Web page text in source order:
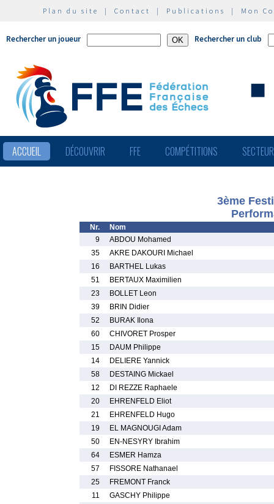
Plan du site | Contact | Publications | Mon
Rechercher un joueur Rechercher un club
ACCUEIL DÉCOUVRIR FFE COMPÉTITIONS
3ème
Nr.
Nom
9
ABDOU Mohamed
35
AKRE DAKOURI Michael
16
BARTHEL Lukas
51
BERTAUX Maximilien
23
BOLLET Leon
39
BRIN Didier
52
BURAK Ilona
60
CHIVORET Prosper
15
DAUM Philippe
14
DELIERE Yannick
58
DESTAING Mickael
12
DI REZZE Raphaele
20
EHRENFELD Eliot
21
EHRENFELD Hugo
19
EL MAGNOUGI Adam
50
EN-NESYRY Ibrahim
64
ESMER Hamza
57
FISSORE Nathanael
25
FREMONT Franck
11
GASCHY Philippe